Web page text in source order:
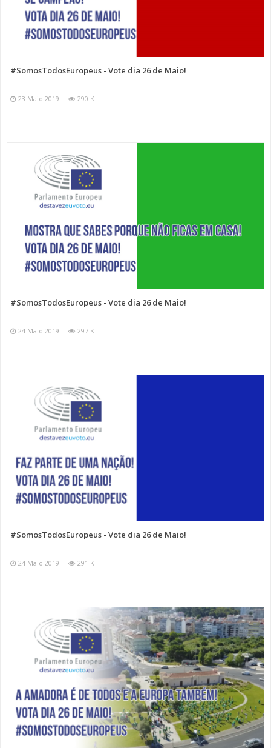
#SomosTodosEuropeus - Vote dia 26 de Maio!
23 Maio 2019 290 K
#SomosTodosEuropeus - Vote dia 26 de Maio!
24 Maio 2019 297 K
#SomosTodosEuropeus - Vote dia 26 de Maio!
24 Maio 2019 291 K